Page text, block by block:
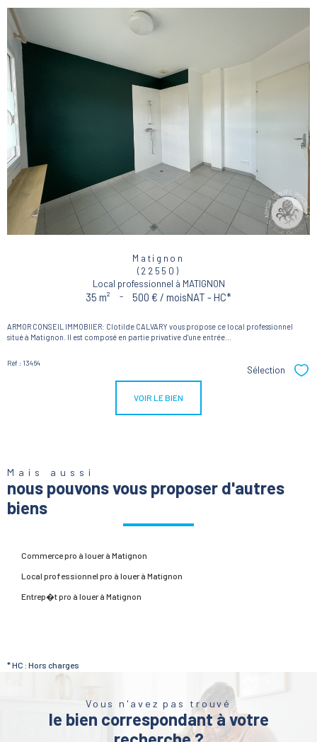
Matignon
(22550)
Local professionnel à MATIGNON
35 m² - 500 € / moisNAT - HC*
ARMOR CONSEIL IMMOBIIER: Clotilde CALVARY vous propose ce local professionnel
situé à Matignon. Il est composé en partie privative d'une entrée...
Réf : 13464
Sélection
VOIR LE BIEN
Mais aussi
nous pouvons vous proposer d'autres
biens
Commerce pro à louer à Matignon
Local professionnel pro à louer à Matignon
Entrep�t pro à louer à Matignon
* HC : Hors charges
Vous n'avez pas trouvé
le bien correspondant à votre